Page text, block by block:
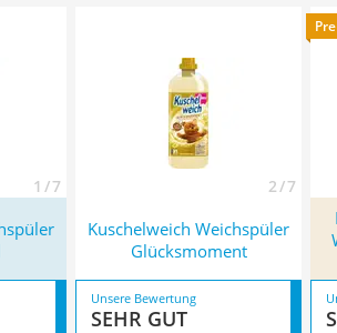
das Modell
Mild
1 / 7 2 / 7
Kuschelweich Weichspüler
Glücksmoment
Unsere Bewertung
SEHR GUT